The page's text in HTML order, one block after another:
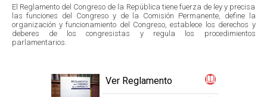
El Reglamento del Congreso de la República tiene fuerza de ley y precisa
las funciones del Congreso y de la Comisión Permanente, define la
organización y funcionamiento del Congreso, establece los derechos y
deberes de los congresistas y regula los procedimientos
parlamentarios.
Ver Reglamento